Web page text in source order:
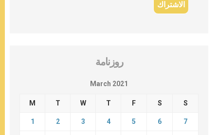
روزنامة
March 2021
M T W T F S S
1 2 3 4 5 6 7